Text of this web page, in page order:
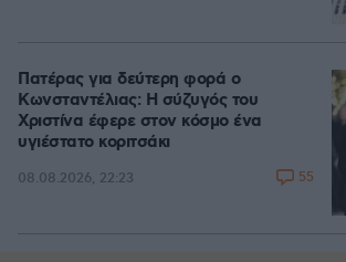
Πατέρας για δεύτερη φορά ο
Κωνσταντέλιας: Η σύζυγός του
Χριστίνα έφερε στον κόσμο ένα
υγιέστατο κοριτσάκι
08.08.2026, 22:23 55